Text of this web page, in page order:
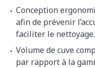
Conception
afin de prévenir
faciliter le nettoyage.
Volume de cuve
par rapport à la